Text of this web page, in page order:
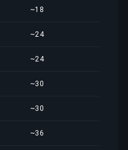
~18
~24
~24
~30
~30
~36